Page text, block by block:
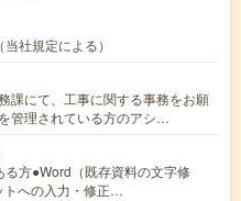
社規定による）
課にて、工事に関する事務をお願
管理されている方のアシ…
方●Word（既存資料の文字修
トへの入力・修正…